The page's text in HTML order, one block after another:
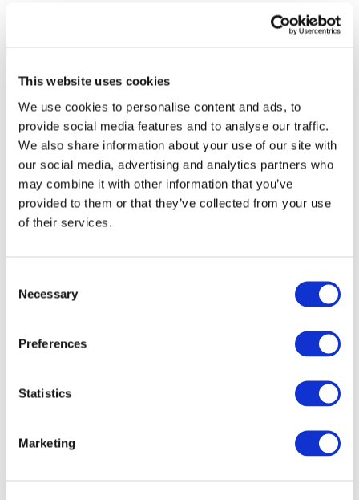
This website uses cookies
We use cookies to personalise content and ads, to
provide social media features and to analyse our traffic.
We also share information about your use of our site with
our social media, advertising and analytics partners who
may combine it with other information that you’ve
provided to them or that they’ve collected from your use
of their services.
Selection
Necessary
Preferences
Statistics
Marketing
Концерты